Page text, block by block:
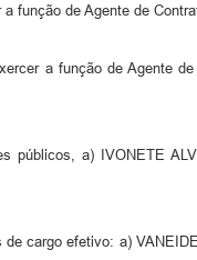
função de Agente de
a função de Agente
públicos, a) IVONETE
cargo efetivo: a)